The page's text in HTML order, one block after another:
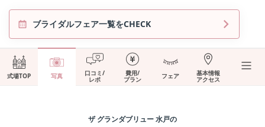
ブライダルフェア一覧をCHECK
式場TOP 写真 口コミ/
レポ
費用/
プラン フェア 基本情報
アクセス
ザ グランダブリュー 水戸の